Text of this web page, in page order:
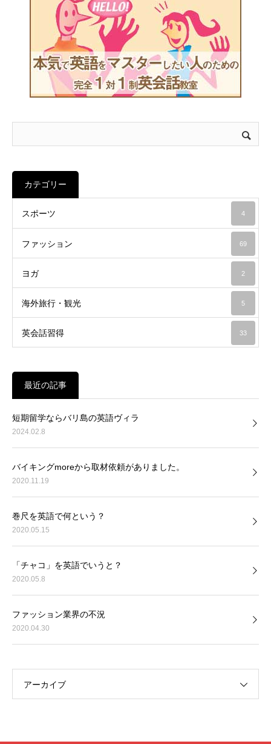
カテゴリー
スポーツ 4
ファッション 69
ヨガ 2
海外旅行・観光 5
英会話習得 33
最近の記事
短期留学ならバリ島の英語ヴィラ
2024.02.8
バイキングmoreから取材依頼がありました。
2020.11.19
巻尺を英語で何という？
2020.05.15
「チャコ」を英語でいうと？
2020.05.8
ファッション業界の不況
2020.04.30
アーカイブ